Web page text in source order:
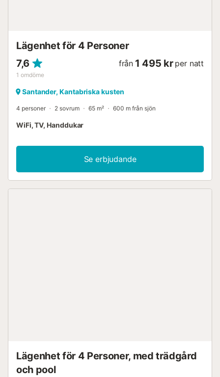
Lägenhet för 4 Personer
7,6
1 omdöme
från 1 495 kr per natt
Santander, Kantabriska kusten
4 personer 2 sovrum 65 m² 600 m från sjön
WiFi, TV, Handdukar
Se erbjudande
Lägenhet för 4 Personer, med trädgård
och pool